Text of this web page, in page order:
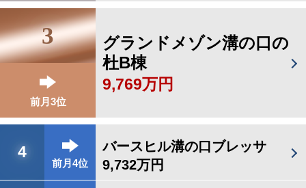
3
前月3位
グランドメゾン溝の口の
杜B棟
9,769万円
4
前月4位
バースヒル溝の口ブレッサ
9,732万円